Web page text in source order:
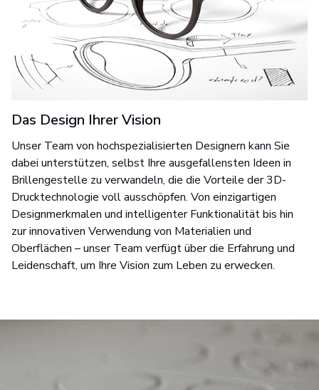
Das Design Ihrer Vision
Unser Team von hochspezialisierten Designern kann Sie
dabei unterstützen, selbst Ihre ausgefallensten Ideen in
Brillengestelle zu verwandeln, die die Vorteile der 3D-
Drucktechnologie voll ausschöpfen. Von einzigartigen
Designmerkmalen und intelligenter Funktionalität bis hin
zur innovativen Verwendung von Materialien und
Oberflächen – unser Team verfügt über die Erfahrung und
Leidenschaft, um Ihre Vision zum Leben zu erwecken.